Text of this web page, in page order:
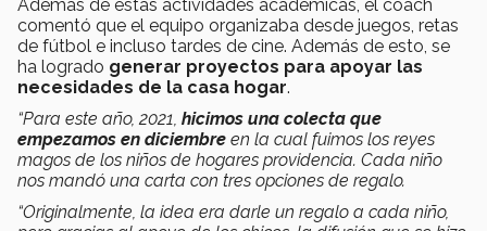
Además de estas actividades académicas, el coach
comentó que el equipo organizaba desde juegos, retas
de fútbol e incluso tardes de cine. Además de esto, se
ha logrado generar proyectos para apoyar las
necesidades de la casa hogar.
“Para este año, 2021, hicimos una colecta que
empezamos en diciembre en la cual fuimos los reyes
magos de los niños de hogares providencia. Cada niño
nos mandó una carta con tres opciones de regalo.
“Originalmente, la idea era darle un regalo a cada niño,